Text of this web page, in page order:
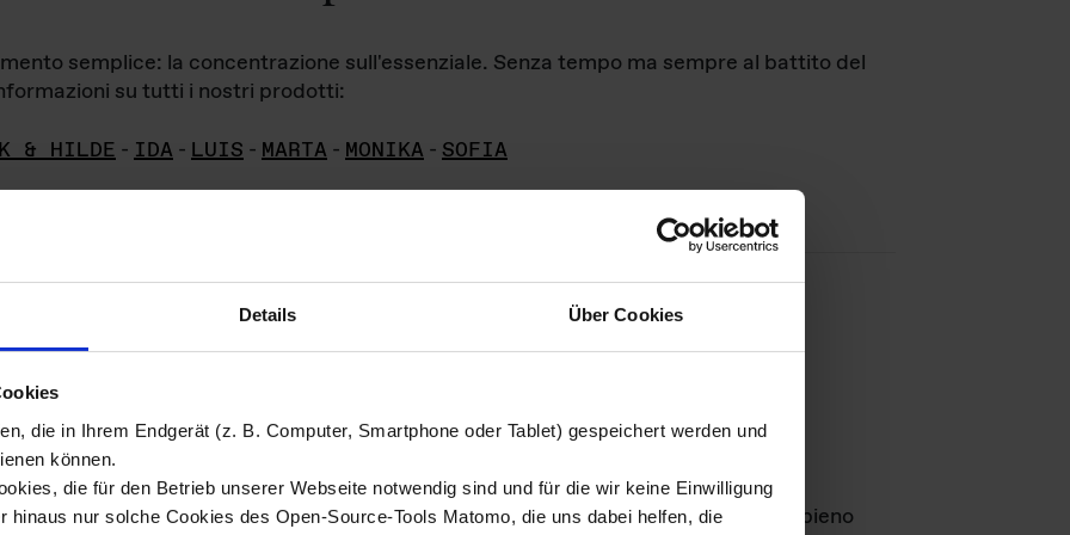
Details Über Cookies
die in Ihrem Endgerät (z. B. Computer, Smartphone oder Tablet) gespeichert werden und
können.
die für den Betrieb unserer Webseite notwendig sind und für die wir keine Einwilligung
hinaus nur solche Cookies des Open-Source-Tools Matomo, die uns dabei helfen, die
semplice: la concentrazione sull'essenziale. Senza tempo ma sempre al battito del
su tutti i nostri prodotti:
& HILDE - IDA - LUIS - MARTA - MONIKA - SOFIA
di immagini
materiale fotografico sono detenuti daDas ganze LebenGmbH e rimangono in pieno